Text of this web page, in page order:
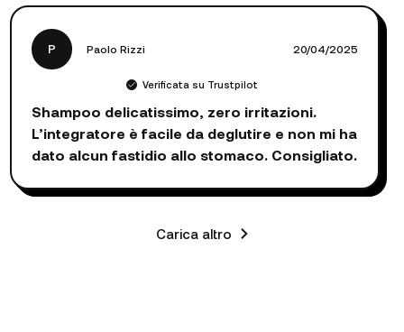
P Paolo Rizzi 20/04/2025
Verificata su Trustpilot
Shampoo delicatissimo, zero irritazioni.
L’integratore è facile da deglutire e non mi ha
dato alcun fastidio allo stomaco. Consigliato.
Carica altro